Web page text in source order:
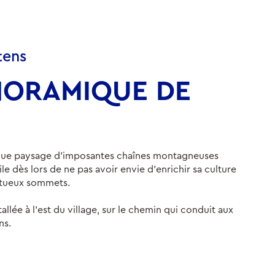
DE
paysage d'imposantes chaînes montagneuses
dès lors de ne pas avoir envie d'enrichir sa culture
sommets.
à l'est du village, sur le chemin qui conduit aux